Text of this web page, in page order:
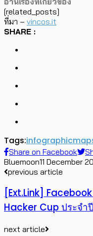
[related_posts]
ที่มา – vincos.it
SHARE :
Tags:infographicmap
Share on Facebook
Bluemoon11 December
previous article
[Ext.Link]
Hacker Cup ประจำปี
next article